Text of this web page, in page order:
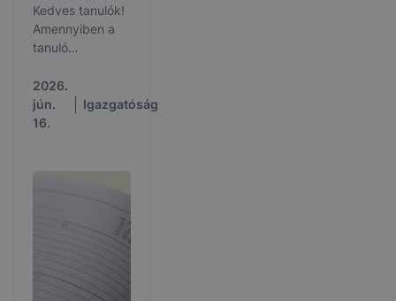
Kedves tanulók!
Amennyiben a
tanuló
javítóvizsgára,
vagy
osztályozóvizsgára
2026.
jún.
16.
Igazgatóság